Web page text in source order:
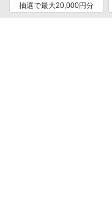
抽選で最大20,000円分